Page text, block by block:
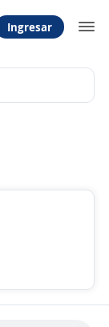
Ingresar